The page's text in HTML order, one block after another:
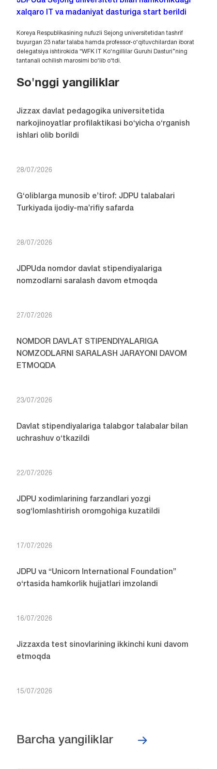
xalqaro IT va madaniyat dasturiga start berildi
Koreya Respublikasining nufuzli Sejong universitetidan tashrif
buyurgan 23 nafar talaba hamda professor-o‘qituvchilardan iborat
delegatsiya ishtirokida “WFK IT Ko‘ngillilar Guruhi Dasturi”ning
tantanali ochilish marosimi bo‘lib o‘tdi.
So'nggi yangiliklar
Jizzax davlat pedagogika universitetida
narkojinoyatlar profilaktikasi bo‘yicha o‘rganish
ishlari olib borildi
28/07/2026
G‘oliblarga munosib e’tirof: JDPU talabalari
Turkiyada ijodiy-ma’rifiy safarda
28/07/2026
JDPUda nomdor davlat stipendiyalariga
nomzodlarni saralash davom etmoqda
27/07/2026
NOMDOR DAVLAT STIPENDIYALARIGA
NOMZODLARNI SARALASH JARAYONI DAVOM
ETMOQDA
23/07/2026
Davlat stipendiyalariga talabgor talabalar bilan
uchrashuv o‘tkazildi
22/07/2026
JDPU xodimlarining farzandlari yozgi
sog‘lomlashtirish oromgohiga kuzatildi
17/07/2026
JDPU va “Unicorn International Foundation”
o‘rtasida hamkorlik hujjatlari imzolandi
16/07/2026
Jizzaxda test sinovlarining ikkinchi kuni davom
etmoqda
15/07/2026
Barcha yangiliklar